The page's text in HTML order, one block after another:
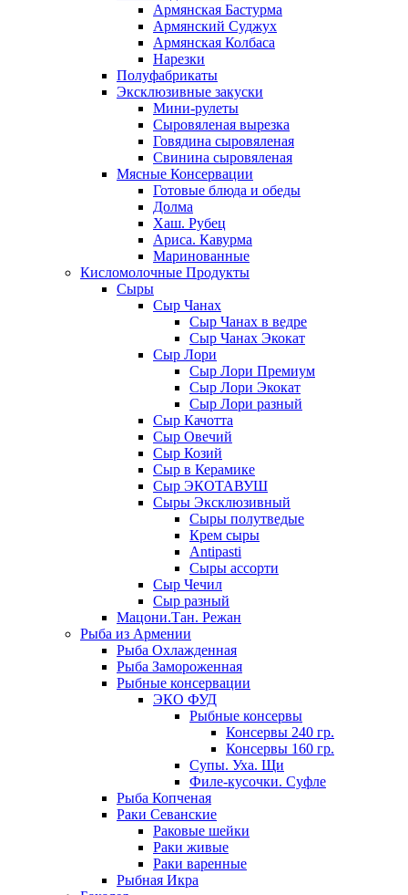
Армянская Бастурма
Армянский Суджух
Армянская Колбаса
Нарезки
Полуфабрикаты
Эксклюзивные закуски
Мини-рулеты
Сыровяленая вырезка
Говядина сыровяленая
Свинина сыровяленая
Мясные Консервации
Готовые блюда и обеды
Долма
Хаш. Рубец
Ариса. Кавурма
Маринованные
Кисломолочные Продукты
Сыры
Сыр Чанах
Сыр Чанах в ведре
Сыр Чанах Экокат
Сыр Лори
Сыр Лори Премиум
Сыр Лори Экокат
Сыр Лори разный
Сыр Качотта
Сыр Овечий
Сыр Козий
Сыр в Керамике
Сыр ЭКОТАВУШ
Сыры Эксклюзивный
Сыры полутведые
Крем сыры
Antipasti
Сыры ассорти
Сыр Чечил
Сыр разный
Мацони.Тан. Режан
Рыба из Армении
Рыба Охлажденная
Рыба Замороженная
Рыбные консервации
ЭКО ФУД
Рыбные консервы
Консервы 240 гр.
Консервы 160 гр.
Супы. Уха. Щи
Филе-кусочки. Суфле
Рыба Копченая
Раки Севанские
Раковые шейки
Раки живые
Раки варенные
Рыбная Икра